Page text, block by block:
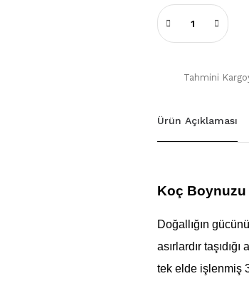
Tahmini
Ürün Açıklaması
Koç Boynuzu
Doğallığın
asırlardır
tek elde işlenmiş